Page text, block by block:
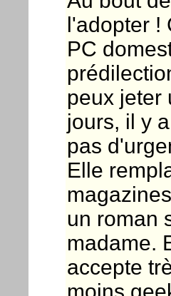
l'adopter !
PC
peux jeter
jours, il y
pas
Elle
un roman
madame.
accepte
moins